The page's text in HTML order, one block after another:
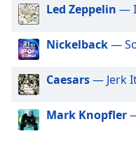
modal
window.
Beginning
window.
Escape
Led Zeppelin —
Nickelback—
Caesars— Jerk
Mark Knopfler